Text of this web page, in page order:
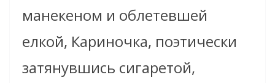
манекеном и облетевшей
елкой, Кариночка, поэтически
затянувшись сигаретой,